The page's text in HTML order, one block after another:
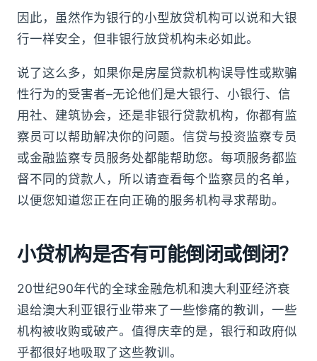
因此，虽然作为银行的小型放贷机构可以说和大银
行一样安全，但非银行放贷机构未必如此。
说了这么多，如果你是房屋贷款机构误导性或欺骗
性行为的受害者–无论他们是大银行、小银行、信
用社、建筑协会，还是非银行贷款机构，你都有监
察员可以帮助解决你的问题。信贷与投资监察专员
或金融监察专员服务处都能帮助您。每项服务都监
督不同的贷款人，所以请查看每个监察员的名单，
以便您知道您正在向正确的服务机构寻求帮助。
小贷机构是否有可能倒闭或倒闭？
20世纪90年代的全球金融危机和澳大利亚经济衰
退给澳大利亚银行业带来了一些惨痛的教训，一些
机构被收购或破产。值得庆幸的是，银行和政府似
乎都很好地吸取了这些教训。